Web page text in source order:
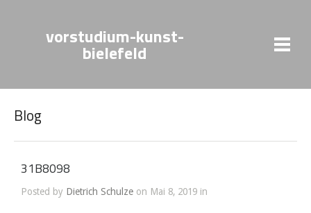
vorstudium-kunst-
bielefeld
Blog
31B8098
Posted by Dietrich Schulze on Mai 8, 2019 in